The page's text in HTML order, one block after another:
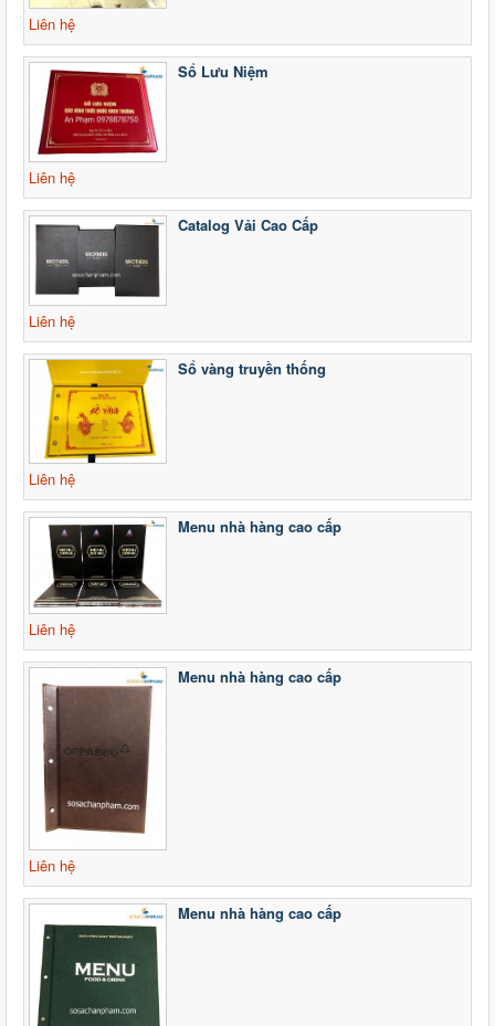
Liên hệ
Sổ Lưu Niệm
Liên hệ
Catalog Vải Cao Cấp
Liên hệ
Sổ vàng truyền thống
Liên hệ
Menu nhà hàng cao cấp
Liên hệ
Menu nhà hàng cao cấp
Liên hệ
Menu nhà hàng cao cấp